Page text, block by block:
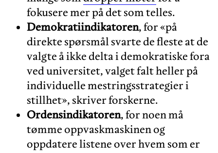
fokusere mer på det som telles.
Demokratiindikatoren, for «på
direkte spørsmål svarte de fleste at de
valgte å ikke delta i demokratiske fora
ved universitet, valget falt heller på
individuelle mestringsstrategier i
stillhet», skriver forskerne.
Ordensindikatoren, for noen må
tømme oppvaskmaskinen og
oppdatere listene over hvem som er